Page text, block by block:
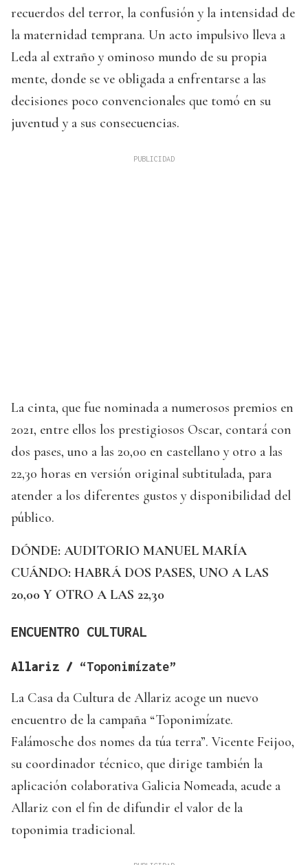
recuerdos del terror, la confusión y la intensidad de
la maternidad temprana. Un acto impulsivo lleva a
Leda al extraño y ominoso mundo de su propia
mente, donde se ve obligada a enfrentarse a las
decisiones poco convencionales que tomó en su
juventud y a sus consecuencias.
La cinta, que fue nominada a numerosos premios en
2021, entre ellos los prestigiosos Oscar, contará con
dos pases, uno a las 20,00 en castellano y otro a las
22,30 horas en versión original subtitulada, para
atender a los diferentes gustos y disponibilidad del
público.
DÓNDE: AUDITORIO MANUEL MARÍA
CUÁNDO: HABRÁ DOS PASES, UNO A LAS
20,00 Y OTRO A LAS 22,30
ENCUENTRO CULTURAL
Allariz / “Toponimízate”
La Casa da Cultura de Allariz acoge un nuevo
encuentro de la campaña “Toponimízate.
Falámosche dos nomes da túa terra”. Vicente Feijoo,
su coordinador técnico, que dirige también la
aplicación colaborativa Galicia Nomeada, acude a
Allariz con el fin de difundir el valor de la
toponimia tradicional.